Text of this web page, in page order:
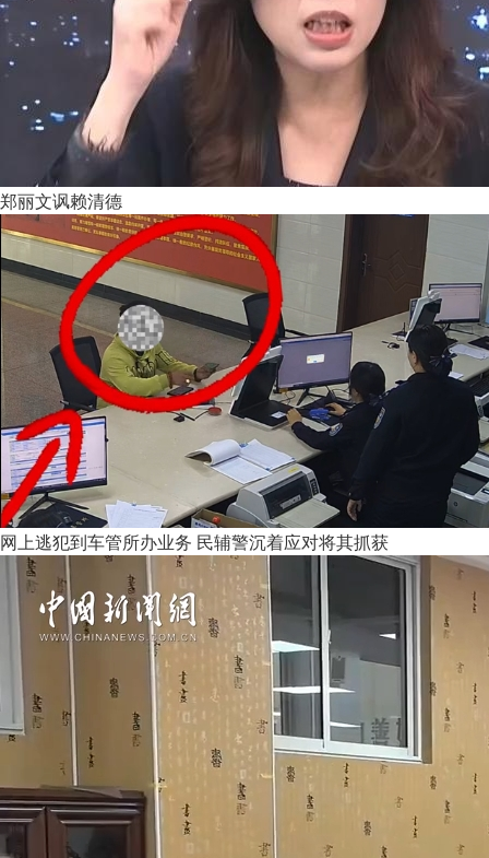
郑丽文讽赖清德
网上逃犯到车管所办业务 民辅警沉着应对将其抓获